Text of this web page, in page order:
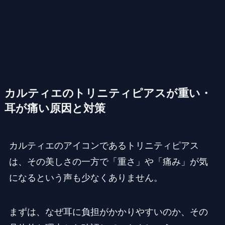
カルティエのトリニティピアスが重い・
耳が痛い原因と対策
カルティエのアイコンであるトリニティピアス
は、その美しさの一方で「重さ」や「痛み」が気
になるという声も少なくありません。
まずは、なぜ耳に負担がかかりやすいのか、その